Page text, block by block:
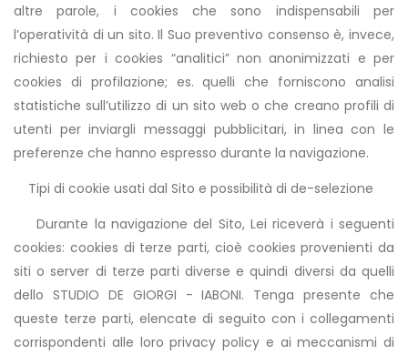
altre parole, i cookies che sono indispensabili per
l’operatività di un sito. Il Suo preventivo consenso è, invece,
richiesto per i cookies “analitici” non anonimizzati e per
cookies di profilazione; es. quelli che forniscono analisi
statistiche sull’utilizzo di un sito web o che creano profili di
utenti per inviargli messaggi pubblicitari, in linea con le
preferenze che hanno espresso durante la navigazione.
Tipi di cookie usati dal Sito e possibilità di de-selezione
Durante la navigazione del Sito, Lei riceverà i seguenti
cookies: cookies di terze parti, cioè cookies provenienti da
siti o server di terze parti diverse e quindi diversi da quelli
dello STUDIO DE GIORGI - IABONI. Tenga presente che
queste terze parti, elencate di seguito con i collegamenti
corrispondenti alle loro privacy policy e ai meccanismi di